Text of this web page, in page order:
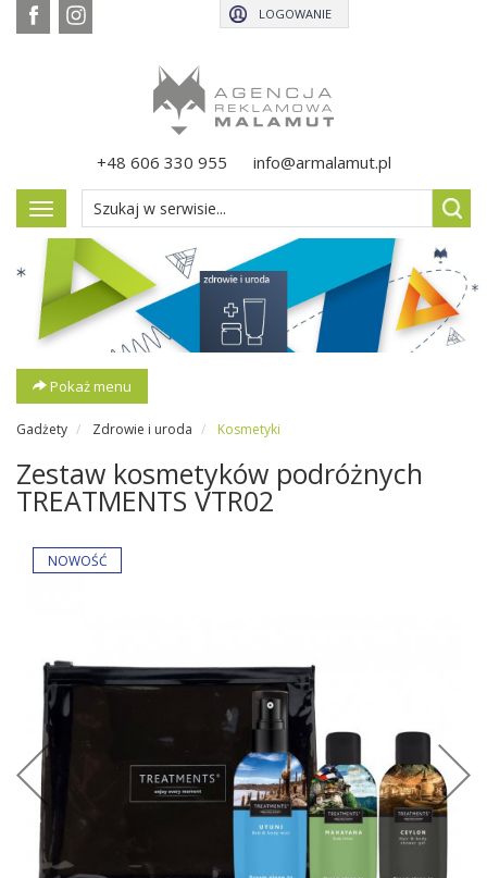
+48 606 330 955 info@armalamut.pl
LOGOWANIE
Pokaż
menu
Pokaż menu
Gadżety Zdrowie i uroda Kosmetyki
Zestaw kosmetyków podróżnych
TREATMENTS VTR02